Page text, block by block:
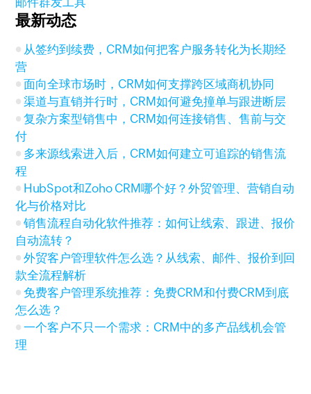
最新动态
从签约到续费，CRM如何把客户服务转化为长期经
营
面向全球市场时，CRM如何支撑跨区域商机协同
渠道与直销并行时，CRM如何避免撞单与跟进断层
复杂方案型销售中，CRM如何连接销售、售前与交
付
多来源线索进入后，CRM如何建立可追踪的销售流
程
HubSpot和Zoho CRM哪个好？外贸管理、营销自动
化与价格对比
销售流程自动化软件推荐：如何让线索、跟进、报价
自动流转？
外贸客户管理软件怎么选？从线索、邮件、报价到回
款全流程解析
免费客户管理系统推荐：免费CRM和付费CRM到底
怎么选？
一个客户不只一个需求：CRM中的多产品线机会管
理